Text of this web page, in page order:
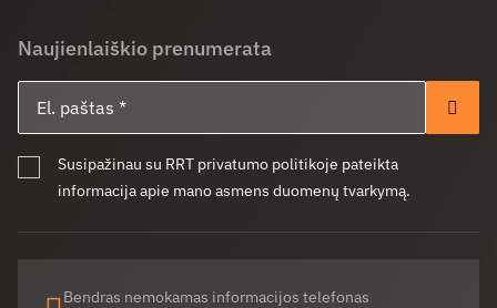
Naujienlaiškio prenumerata
Susipažinau su RRT privatumo politikoje pateikta
informacija apie mano asmens duomenų tvarkymą.
Bendras nemokamas informacijos telefonas